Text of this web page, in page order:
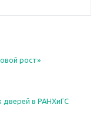
рост»
в РАНХиГС